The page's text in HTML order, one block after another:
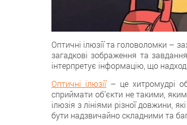
Оптичні ілюзії та головоломки –
загадкові зображення та
інтерпретує інформацію, що
Оптичні ілюзії– це хитромудрі
сприймати об’єкти не такими,
ілюзія з лініями різної довжини,
бути надзвичайно складними та